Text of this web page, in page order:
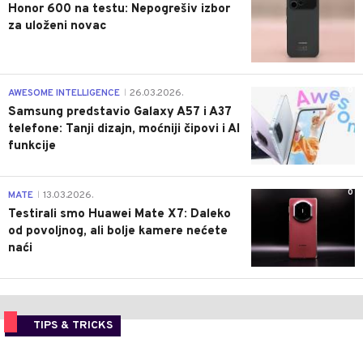
Honor 600 na testu: Nepogrešiv izbor
za uloženi novac
AWESOME INTELLIGENCE 26.03.2026.
Samsung predstavio Galaxy A57 i A37
telefone: Tanji dizajn, moćniji čipovi i AI
funkcije
0
MATE 13.03.2026.
Testirali smo Huawei Mate X7: Daleko
od povoljnog, ali bolje kamere nećete
naći
TIPS & TRICKS